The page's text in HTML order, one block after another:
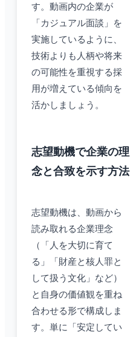
す。動画内の企業が
「カジュアル面談」を
実施しているように、
技術よりも人柄や将来
の可能性を重視する採
用が増えている傾向を
活かしましょう。
志望動機で企業の理
念と合致を示す方法
志望動機は、動画から
読み取れる企業理念
（「人を大切に育て
る」「財産と核人罪と
して扱う文化」など）
と自身の価値観を重ね
合わせる形で構成しま
す。単に「安定してい